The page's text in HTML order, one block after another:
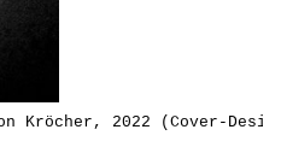
2022 (Cover-